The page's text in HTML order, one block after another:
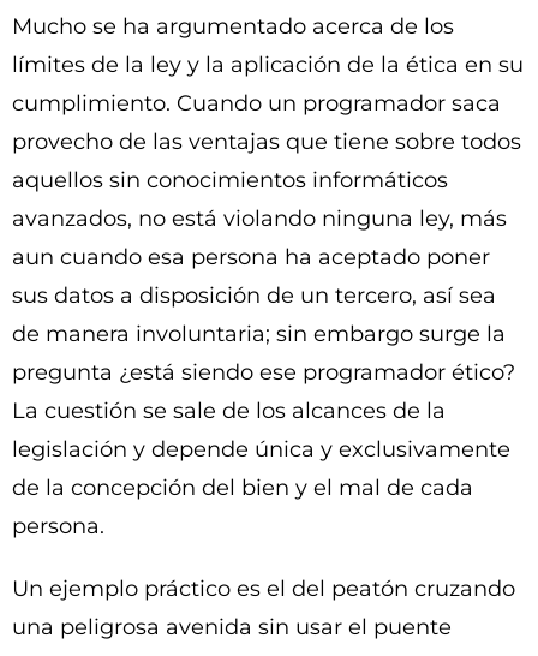
Mucho se ha argumentado acerca de los
límites de la ley y la aplicación de la ética en su
cumplimiento. Cuando un programador saca
provecho de las ventajas que tiene sobre todos
aquellos sin conocimientos informáticos
avanzados, no está violando ninguna ley, más
aun cuando esa persona ha aceptado poner
sus datos a disposición de un tercero, así sea
de manera involuntaria; sin embargo surge la
pregunta ¿está siendo ese programador ético?
La cuestión se sale de los alcances de la
legislación y depende única y exclusivamente
de la concepción del bien y el mal de cada
persona.
Un ejemplo práctico es el del peatón cruzando
una peligrosa avenida sin usar el puente